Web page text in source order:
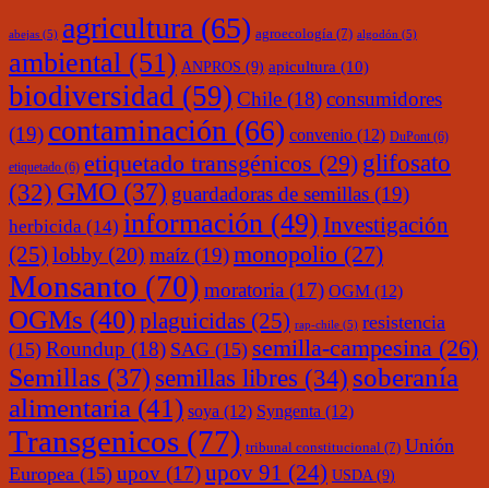
abejas (5) agricultura (65) agroecología (7) algodón (5)
ambiental (51) ANPROS (9) apicultura (10)
biodiversidad (59) Chile (18)consumidores
(19) contaminación (66) convenio (12) DuPont (6)
etiquetado (6) etiquetado transgénicos (29) glifosato
(32) GMO (37) guardadoras de semillas (19)
herbicida (14) información (49) Investigación
(25) lobby (20) maíz (19)monopolio (27)
Monsanto (70) moratoria (17) OGM (12)
OGMs (40)plaguicidas (25) rap-chile (5) resistencia
(15) Roundup (18) SAG (15) semilla-campesina (26)
Semillas (37) semillas libres (34) soberanía
alimentaria (41) soya (12) Syngenta (12)
Transgenicos (77) tribunal constitucional (7) Unión
Europea (15) upov (17)upov 91 (24) USDA (9)